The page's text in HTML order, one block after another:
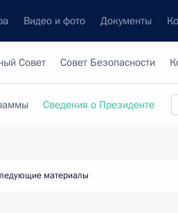
Видео и фото Документы
Совет Совет Безопасности
Сведения о Президенте
материалы